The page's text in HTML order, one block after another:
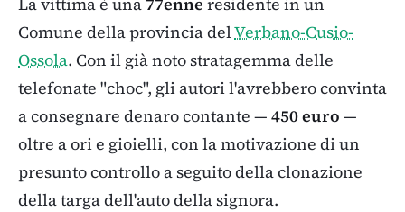
Comune della provincia delVerbano-Cusio-
Ossola. Con il già noto stratagemma delle
telefonate "choc", gli autori l'avrebbero convinta
a consegnare denaro contante — 450 euro —
oltre a ori e gioielli, con la motivazione di un
presunto controllo a seguito della clonazione
della targa dell'auto della signora.